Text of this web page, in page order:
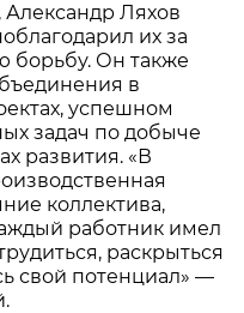
Ляхов
их за
борьбу. Он также
в
успешном
задач по добыче
развития. «В
коллектива,
работник имел
раскрыться
свой потенциал» —